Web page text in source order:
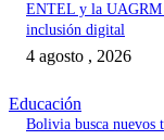
ENTEL y la UAGRM
inclusión digital
4 agosto , 2026
Educación
Bolivia busca nuevos